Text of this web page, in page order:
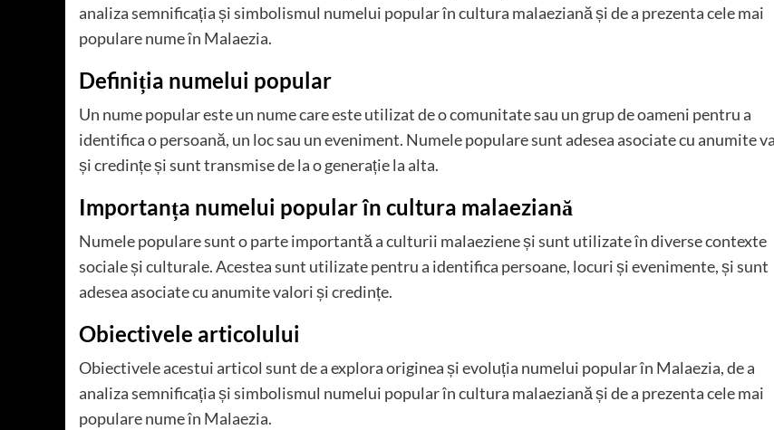
analiza semnificația și simbolismul numelui popular în cultura malaeziană și de a prezenta cele mai
populare nume în Malaezia.
Definiția numelui popular
Un nume popular este un nume care este utilizat de o comunitate sau un grup de oameni pentru a
identifica o persoană, un loc sau un eveniment. Numele populare sunt adesea asociate cu anumite
și credințe și sunt transmise de la o generație la alta.
Importanța numelui popular în cultura malaeziană
Numele populare sunt o parte importantă a culturii malaeziene și sunt utilizate în diverse contexte
sociale și culturale. Acestea sunt utilizate pentru a identifica persoane, locuri și evenimente, și sunt
adesea asociate cu anumite valori și credințe.
Obiectivele articolului
Obiectivele acestui articol sunt de a explora originea și evoluția numelui popular în Malaezia, de a
analiza semnificația și simbolismul numelui popular în cultura malaeziană și de a prezenta cele mai
populare nume în Malaezia.